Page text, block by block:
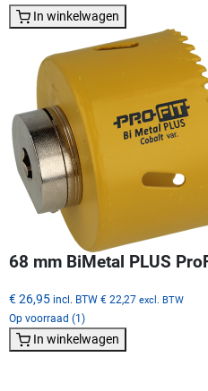
In winkelwagen
68 mm BiMetal PLUS
€ 26,95 incl. BTW € 22,27 excl. BTW
Op voorraad (1)
In winkelwagen